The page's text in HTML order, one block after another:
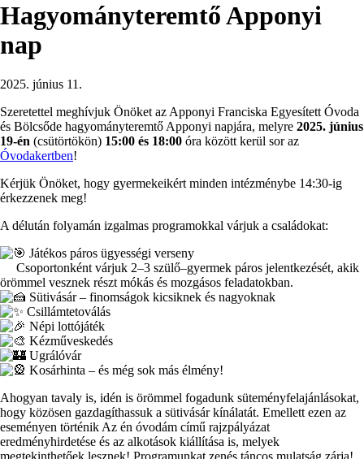
Hagyományteremtő Apponyi
nap
2025. június 11.
Szeretettel meghívjuk Önöket az Apponyi Franciska Egyesített Óvoda
és Bölcsőde hagyományteremtő Apponyi napjára, melyre 2025. június
19-én (csütörtökön) 15:00 és 18:00 óra között kerül sor az
Óvodakertben!
Kérjük Önöket, hogy gyermekeikért minden intézménybe 14:30-ig
érkezzenek meg!
A délután folyamán izgalmas programokkal várjuk a családokat:
Játékos páros ügyességi verseny
Csoportonként várjuk 2–3 szülő–gyermek páros jelentkezését, akik
örömmel vesznek részt mókás és mozgásos feladatokban.
Sütivásár – finomságok kicsiknek és nagyoknak
Csillámtetoválás
Népi lottójáték
Kézműveskedés
Ugrálóvár
Kosárhinta – és még sok más élmény!
Ahogyan tavaly is, idén is örömmel fogadunk süteményfelajánlásokat,
hogy közösen gazdagíthassuk a sütivásár kínálatát. Emellett ezen az
eseményen történik Az én óvodám című rajzpályázat
eredményhirdetése és az alkotások kiállítása is, melyek
megtekinthetőek lesznek! Programunkat zenés táncos mulatság zárja!